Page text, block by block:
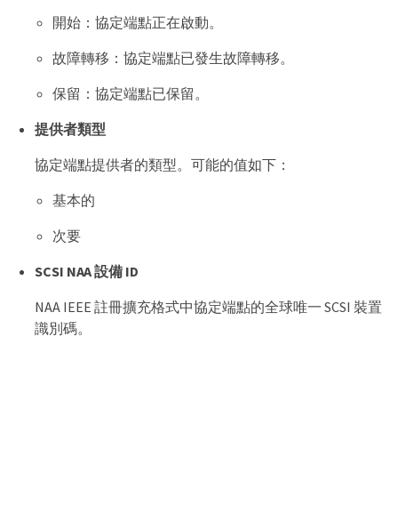
開始：協定端點正在啟動。
故障轉移：協定端點已發生故障轉移。
保留：協定端點已保留。
提供者類型
協定端點提供者的類型。可能的值如下：
基本的
次要
SCSI NAA 設備 ID
NAA IEEE 註冊擴充格式中協定端點的全球唯一 SCSI 裝置
識別碼。